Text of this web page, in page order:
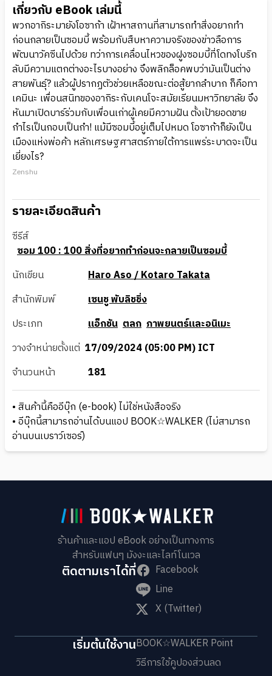
เกี่ยวกับ eBook เล่มนี้
พวกอากิระมายังโอซาก้า เฝ้าหาสถานที่สามารถทำสิ่งอยากทำ
ก่อนกลายเป็นซอมบี้ พร้อมกับสืบหาความจริงของข่าวลือการ
พัฒนาวัคซีนไปด้วย ทว่าการเคลื่อนไหวของฝูงซอมบี้ที่โดทงโบริก
ลับมีความแตกต่างอะไรบางอย่าง จึงพลิกล็อคพบว่ามันเป็นต่าง
สายพันธุ์? แล้วผู้ปรากฏตัวช่วยเหลือขณะต่อสู้ยากลำบาก ก็คือทา
เคมินะ เพื่อนสนิทของอากิระกับเคนโจะสมัยเรียนมหาวิทยาลัย จึง
หันมาเปิดบาร์ร่วมกับเพื่อนเก่าผู้เคยมีความฝัน ตั้งเป้ายอดขาย
กำไรเป็นกอบเป็นกำ! แม้มีซอมบี้อยู่เต็มไปหมด โอซาก้าก็ยังเป็น
เมืองแห่งพ่อค้า หลักเศรษฐศาสตร์ภายใต้การแพร่ระบาดจะเป็น
เยี่ยงไร?
Zenshu
รายละเอียดสินค้า
ซีรีส์
ซอม 100 : 100 สิ่งที่อยากทำก่อนจะกลายเป็นซอมบี้
นักเขียน
Haro Aso / Kotaro Takata
สำนักพิมพ์
เซนชู พับลิชชิ่ง
ประเภท
แอ็กชัน ตลก ภาพยนตร์และอนิเมะ
วางจำหน่ายตั้งแต่ 17/09/2024 (05:00 PM) ICT
จำนวนหน้า
181
• สินค้านี้คืออีบุ๊ก (e-book) ไม่ใช่หนังสือจริง
• อีบุ๊กนี้สามารถอ่านได้บนแอป BOOK☆WALKER (ไม่สามารถ
อ่านบนเบราว์เซอร์)
ร้านค้าและแอป eBook อย่างเป็นทางการ
สำหรับแฟนๆ มังงะและไลท์โนเวล
ติดตามเราได้ที่
Facebook
Line
X (Twitter)
เริ่มต้นใช้งานBOOK☆WALKER Point
วิธีการใช้คูปองส่วนลด